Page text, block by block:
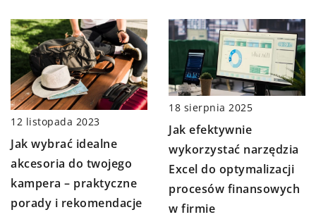
12 listopada 2023
Jak wybrać idealne
akcesoria do twojego
kampera – praktyczne
porady i rekomendacje
18 sierpnia 2025
Jak efektywnie
wykorzystać narzędzia
Excel do optymalizacji
procesów finansowych
w firmie